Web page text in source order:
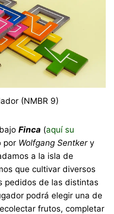
(NMBR 9)
Finca (aquí su
por Wolfgang Sentkery
a la isla de
que cultivar diversos
pedidos de las distintas
podrá elegir una de
frutos, completar